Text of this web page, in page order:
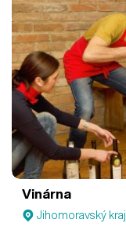
Vinárna
Jihomoravský kraj